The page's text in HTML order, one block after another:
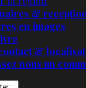
&
en images
&
nous un